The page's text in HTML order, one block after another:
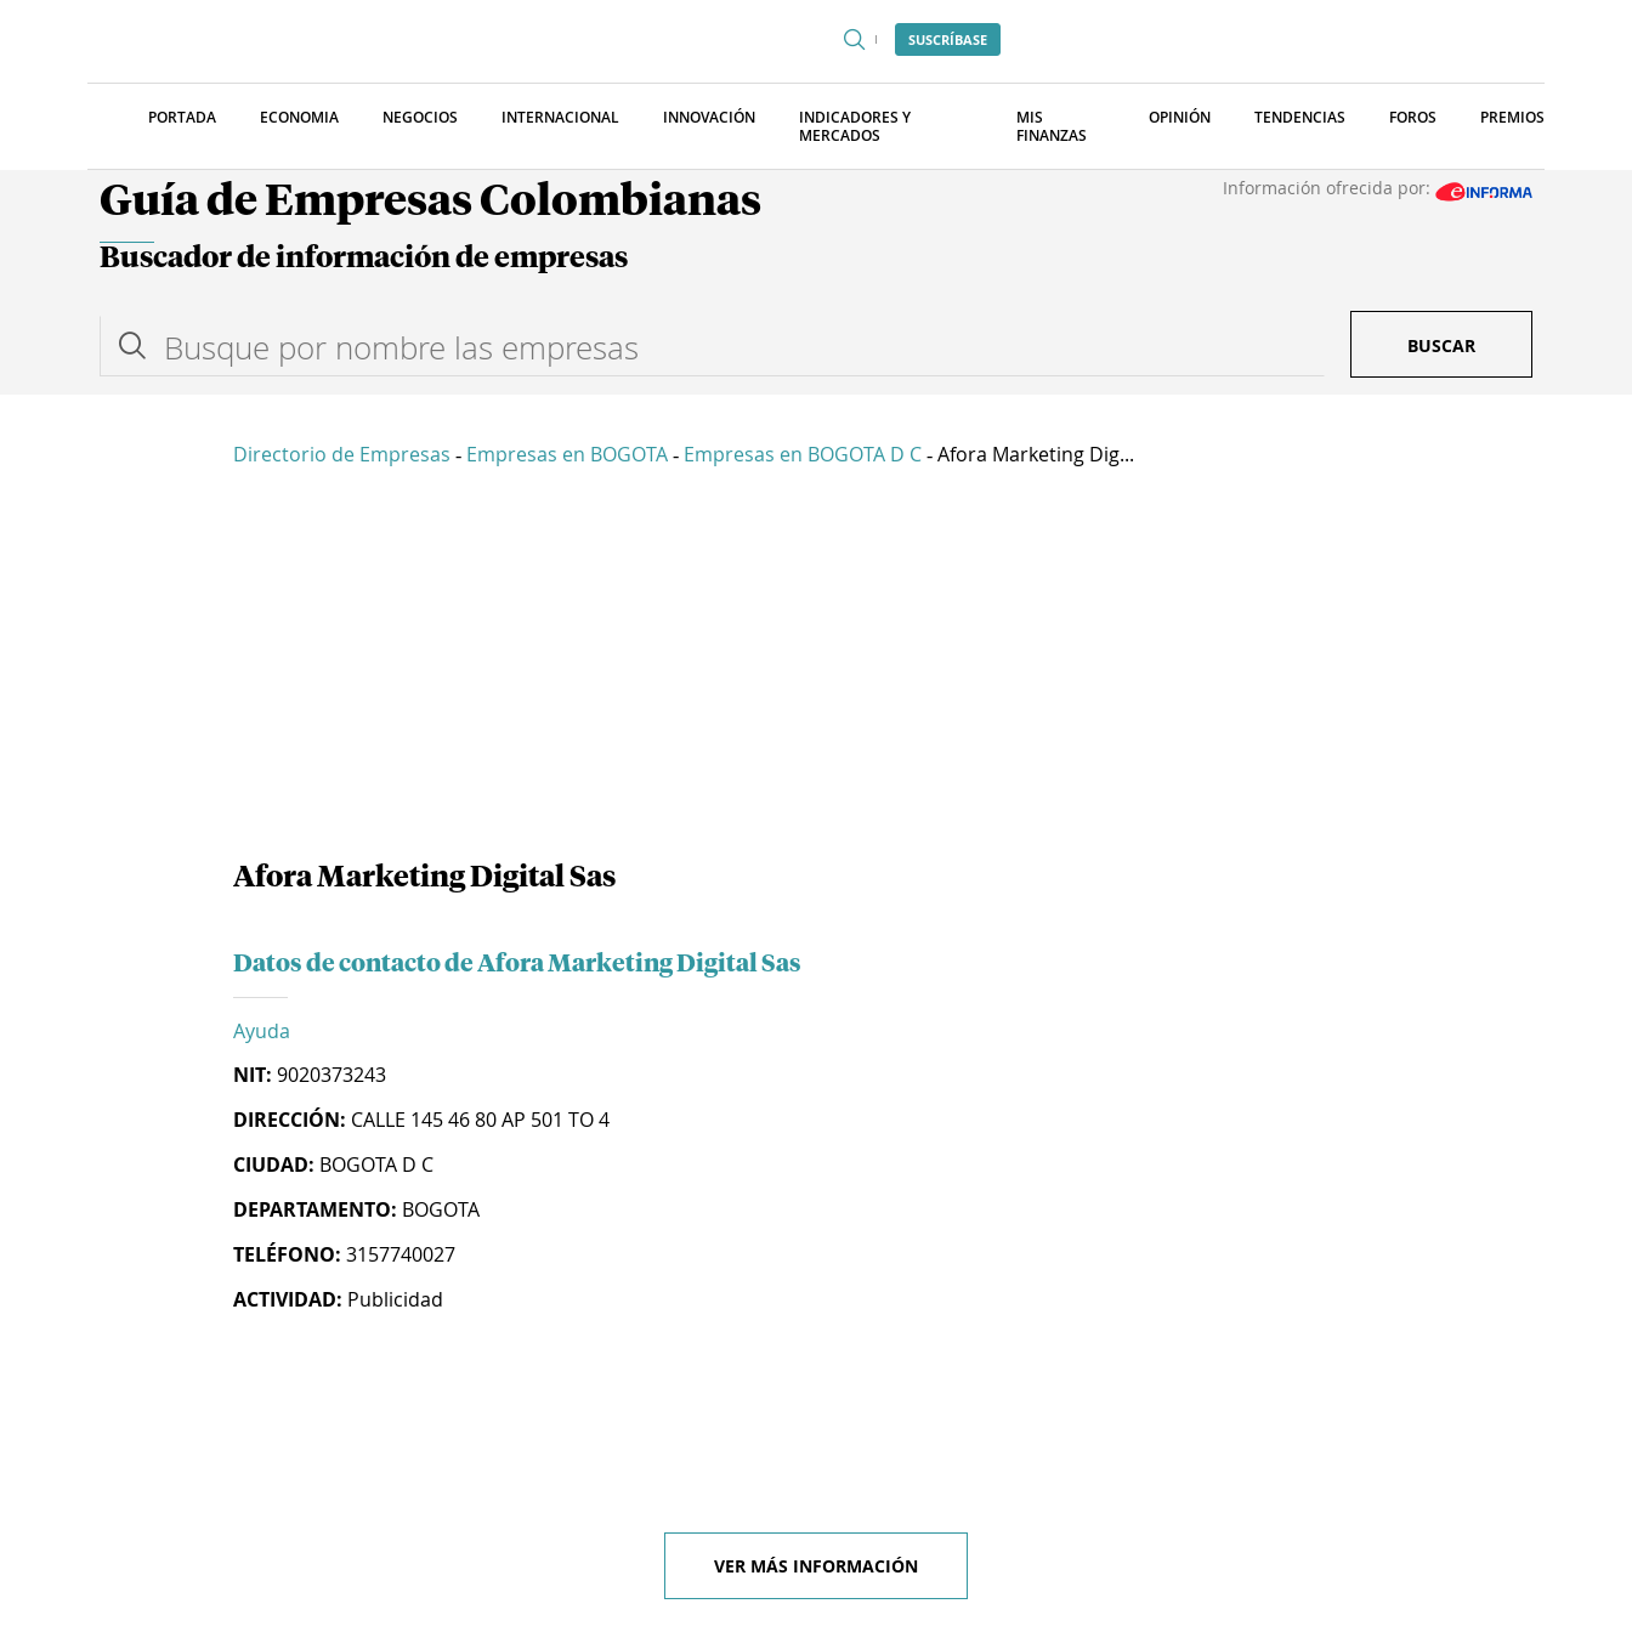
SUSCRÍBASE
PORTADA ECONOMIA NEGOCIOS INTERNACIONAL INNOVACIÓN
INDICADORES Y
MERCADOS
MIS
FINANZAS
OPINIÓN TENDENCIAS FOROS PREMIOS
Guía de Empresas Colombianas Información ofrecida por:
Buscador de información de empresas
BUSCAR
Directorio de Empresas - Empresas en BOGOTA - Empresas en BOGOTA D C - Afora Marketing Dig...
Afora Marketing Digital Sas
Datos de contacto de Afora Marketing Digital Sas
Ayuda
NIT: 9020373243
DIRECCIÓN: CALLE 145 46 80 AP 501 TO 4
CIUDAD: BOGOTA D C
DEPARTAMENTO: BOGOTA
TELÉFONO: 3157740027
ACTIVIDAD: Publicidad
VER MÁS INFORMACIÓN